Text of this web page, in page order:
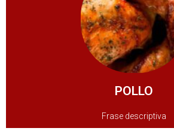
POLLO
Frase descriptiva
POLLO
Pollo # 1
Pollo # 2
Pollo # 3